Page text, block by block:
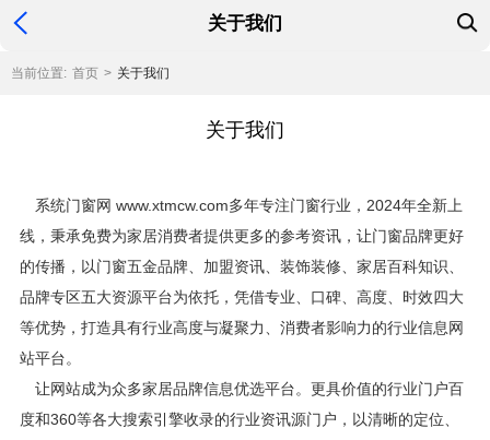
关于我们
当前位置: 首页 > 关于我们
关于我们
系统门窗网 www.xtmcw.com多年专注门窗行业，2024年全新上
线，秉承免费为家居消费者提供更多的参考资讯，让门窗品牌更好
的传播，以门窗五金品牌、加盟资讯、装饰装修、家居百科知识、
品牌专区五大资源平台为依托，凭借专业、口碑、高度、时效四大
等优势，打造具有行业高度与凝聚力、消费者影响力的行业信息网
站平台。
让网站成为众多家居品牌信息优选平台。更具价值的行业门户百
度和360等各大搜索引擎收录的行业资讯源门户，以清晰的定位、